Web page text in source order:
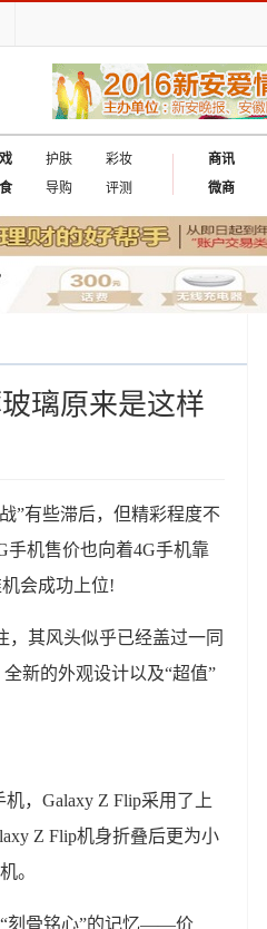
护肤
彩妆
导购 评测
商讯
微商
璃原来是这样
”有些滞后，但精彩程度不
手机售价也向着4G手机靠
会成功上位!
，其风头似乎已经盖过一同
新的外观设计以及“超值”
，Galaxy Z Flip采用了上
Z Flip机身折叠后更为小
。
“刻骨铭心”的记忆——价